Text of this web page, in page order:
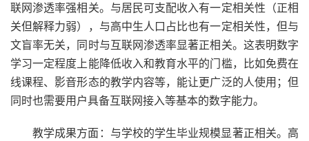
联网渗透率强相关。与居民可支配收入有一定相关性（正相
关但解释力弱），与高中生人口占比也有一定相关性，但与
文盲率无关，同时与互联网渗透率显著正相关。这表明数字
学习一定程度上能降低收入和教育水平的门槛，比如免费在
线课程、影音形态的教学内容等，能让更广泛的人使用；但
同时也需要用户具备互联网接入等基本的数字能力。
教学成果方面：与学校的学生毕业规模显著正相关。高